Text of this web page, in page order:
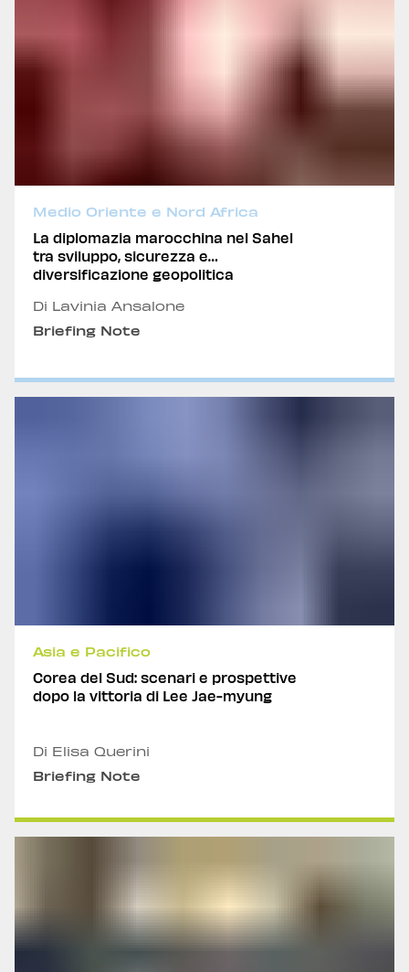
Medio Oriente e Nord Africa
La diplomazia marocchina nel Sahel
tra sviluppo, sicurezza e
diversificazione geopolitica
Di Lavinia Ansalone
Briefing Note
Asia e Pacifico
Corea del Sud: scenari e prospettive
dopo la vittoria di Lee Jae-myung
Di Elisa Querini
Briefing Note